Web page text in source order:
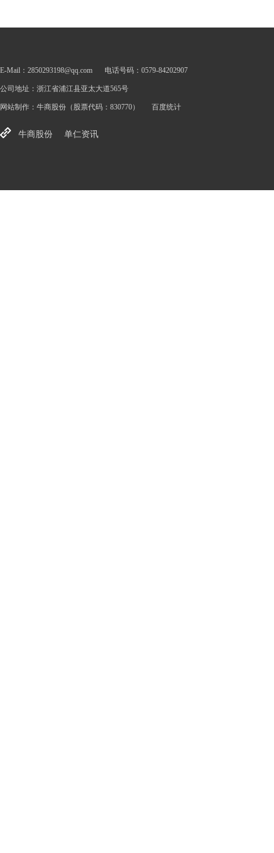
E-Mail：2850293198@qq.com 电话号码：0579-84202907
公司地址：浙江省浦江县亚太大道565号
网站制作： 牛商股份 （股票代码：830770） 百度统计
牛商股份 单仁资讯